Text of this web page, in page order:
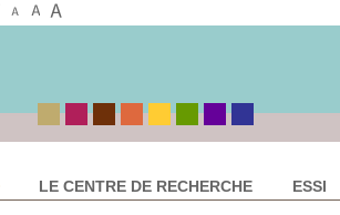
LE CENTRE DE RECHERCHE ESSI